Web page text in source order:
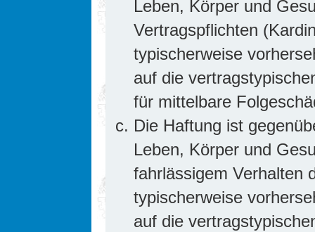
Leben, Körper und
Vertragspflichten
typischerweise
auf die
für mittelbare
Die Haftung ist
Leben, Körper und
fahrlässigem Verhalten
typischerweise
auf die